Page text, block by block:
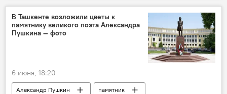
В Ташкенте возложили цветы к
памятнику великого поэта Александра
Пушкина — фото
6 июня, 18:20
Александр Пушкин
памятник